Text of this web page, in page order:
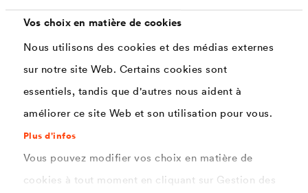
Vos choix en matière de cookies
Nous utilisons des cookies et des médias externes
sur notre site Web. Certains cookies sont
essentiels, tandis que d'autres nous aident à
améliorer ce site Web et son utilisation pour vous.
Plus d'infos
Vous pouvez modifier vos choix en matière de
cookies à tout moment en cliquant sur Gestion des
Tél : 01 34 30 42 42
DÖRKEN Industrial Coatings
coatings@doerken.de
Tél : +49 2330 63 243
Sylvie Bechtsbecht@doerken.fr, +33 6 09 52 61 91
Ludovic Dochez